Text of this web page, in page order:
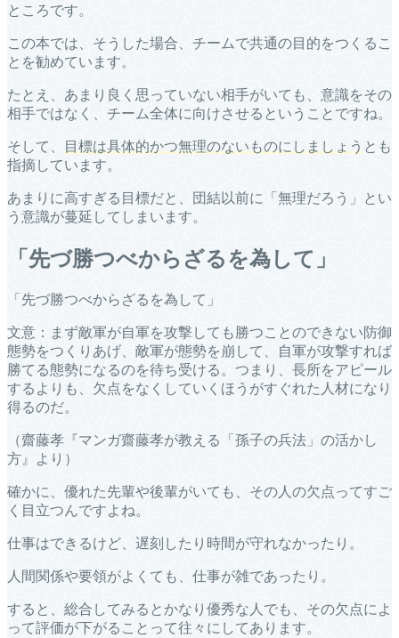
ところです。
この本では、そうした場合、チームで共通の目的をつくるこ
とを勧めています。
たとえ、あまり良く思っていない相手がいても、意識をその
相手ではなく、チーム全体に向けさせるということですね。
そして、 目標は具体的かつ無理のないものにしましょう とも
指摘しています。
あまりに高すぎる目標だと、団結以前に「無理だろう」とい
う意識が蔓延してしまいます。
「先づ勝つべからざるを為して」
「先づ勝つべからざるを為して」
文意：まず敵軍が自軍を攻撃しても勝つことのできない防御
態勢をつくりあげ、敵軍が態勢を崩して、自軍が攻撃すれば
勝てる態勢になるのを待ち受ける。つまり、長所をアピール
するよりも、欠点をなくしていくほうがすぐれた人材になり
得るのだ。
（齋藤孝『マンガ齋藤孝が教える「孫子の兵法」の活かし
方』より）
確かに、優れた先輩や後輩がいても、その人の欠点ってすご
く目立つんですよね。
仕事はできるけど、遅刻したり時間が守れなかったり。
人間関係や要領がよくても、仕事が雑であったり。
すると、総合してみるとかなり優秀な人でも、その欠点によ
って評価が下がることって往々にしてあります。